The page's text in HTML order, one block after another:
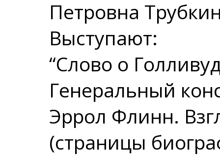
Петровна
Выступают:
“Слово о
Генеральный
Эррол Флинн.
(страницы